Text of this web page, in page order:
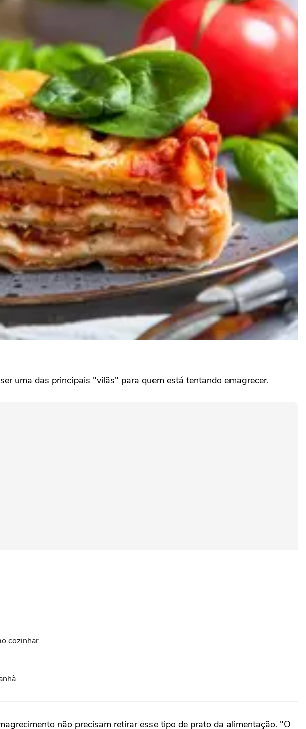
uma das principais "vilãs" para quem está tentando emagrecer.
cozinhar
não precisam retirar esse tipo de prato da alimentação. "O